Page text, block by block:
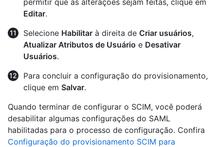
Editar.
Selecione Habilitar à direita de Criar usuários,
Atualizar Atributos de Usuário e Desativar
Usuários.
Para concluir a configuração do provisionamento,
clique em Salvar.
Quando terminar de configurar o SCIM, você poderá
desabilitar algumas configurações do SAML
habilitadas para o processo de configuração. Confira
Configuração do provisionamento SCIM para